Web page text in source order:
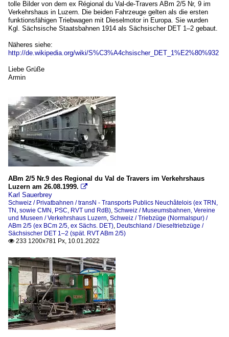
tolle Bilder von dem ex Régional du Val-de-Travers ABm 2/5 Nr, 9 im
Verkehrshaus in Luzern. Die beiden Fahrzeuge gelten als die ersten
funktionsfähigen Triebwagen mit Dieselmotor in Europa. Sie wurden
Kgl. Sächsische Staatsbahnen 1914 als Sächsischer DET 1–2 gebaut.
Näheres siehe:
http://de.wikipedia.org/wiki/S%C3%A4chsischer_DET_1%E2%80%932
Liebe Grüße
Armin
ABm 2/5 Nr.9 des Regional du Val de Travers im Verkehrshaus
Luzern am 26.08.1999. 
Karl Sauerbrey
Schweiz / Privatbahnen / transN - Transports Publics Neuchâtelois (ex TRN,
TN, sowie CMN, PSC, RVT und RdB) Schweiz / Museumsbahnen, Vereine
und Museen / Verkehrshaus Luzern Schweiz / Triebzüge (Normalspur) /
ABm 2/5 (ex BCm 2/5, ex Sächs. DET) Deutschland / Dieseltriebzüge /
Sächsischer DET 1–2 (spät. RVT ABm 2/5)
 233 1200x781 Px, 10.01.2022